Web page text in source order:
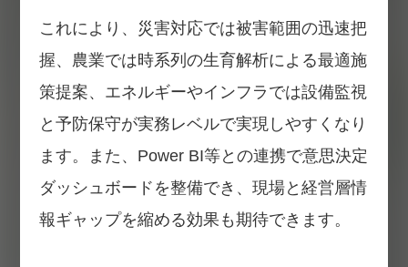
これにより、災害対応では被害範囲の迅速把
握、農業では時系列の生育解析による最適施
策提案、エネルギーやインフラでは設備監視
と予防保守が実務レベルで実現しやすくなり
ます。また、Power BI等との連携で意思決定
ダッシュボードを整備でき、現場と経営層情
報ギャップを縮める効果も期待できます。